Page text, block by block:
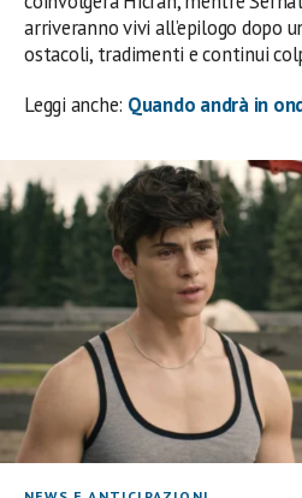
arriveranno vivi all’epilogo dopo
ostacoli, tradimenti e continui
Leggi anche: Quando andrà in